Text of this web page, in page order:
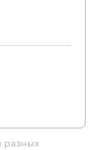
разных